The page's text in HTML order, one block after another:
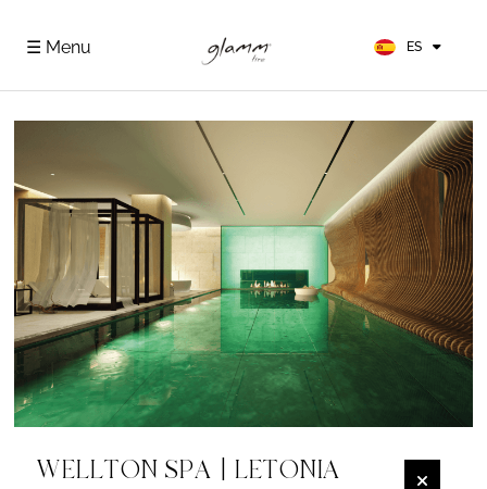
☰ Menu ES
DE
WELLTON SPA | LETONIA